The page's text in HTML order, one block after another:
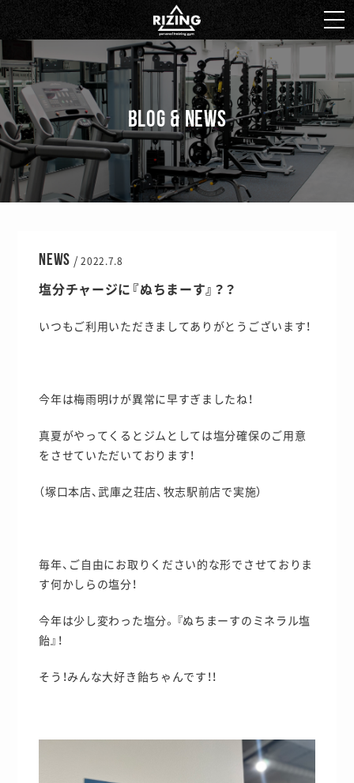
BLOG & NEWS
NEWS /2022.7.8
塩分チャージに『ぬちまーす』？？
いつもご利用いただきましてありがとうございます！
今年は梅雨明けが異常に早すぎましたね！
真夏がやってくるとジムとしては塩分確保のご用意
をさせていただいております！
（塚口本店、武庫之荘店、牧志駅前店で実施）
毎年、ご自由にお取りください的な形でさせておりま
す何かしらの塩分！
今年は少し変わった塩分。『ぬちまーすのミネラル塩
飴』！
そう！みんな大好き飴ちゃんです！！